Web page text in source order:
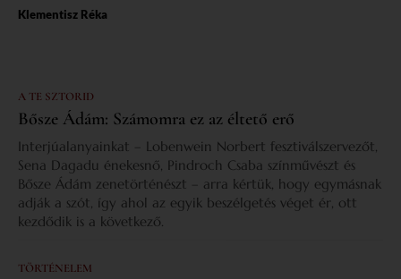
Klementisz Réka
A TE SZTORID
Bősze Ádám: Számomra ez az éltető erő
Interjúalanyainkat – Lobenwein Norbert fesztiválszervezőt,
Sena Dagadu énekesnő, Pindroch Csaba színművészt és
Bősze Ádám zenetörténészt – arra kértük, hogy egymásnak
adják a szót, így ahol az egyik beszélgetés véget ér, ott
kezdődik is a következő.
TÖRTÉNELEM